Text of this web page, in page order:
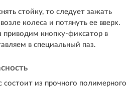
стойку, то следует зажать
колеса и потянуть ее вверх.
приводим кнопку-фиксатор в
в специальный паз.
из прочного полимерного